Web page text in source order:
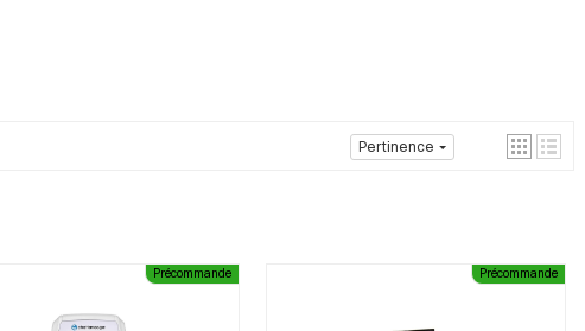
Pertinence
Précommande Précommande